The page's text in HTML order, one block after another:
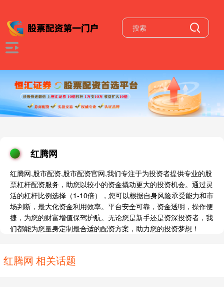
红腾网
红腾网,股市配资,股市配资官网,我们专注于为投资者提供专业的股
票杠杆配资服务，助您以较小的资金撬动更大的投资机会。通过灵
活的杠杆比例选择（1-10倍），您可以根据自身风险承受能力和市
场判断，最大化资金利用效率。平台安全可靠，资金透明，操作便
捷，为您的财富增值保驾护航。无论您是新手还是资深投资者，我
们都能为您量身定制最合适的配资方案，助力您的投资梦想！
红腾网 相关话题